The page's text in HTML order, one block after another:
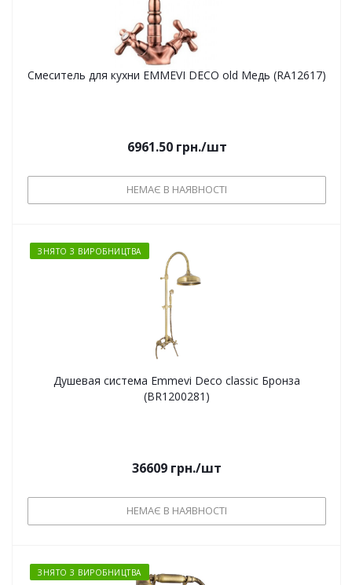
Смеситель для кухни EMMEVI DECO old Медь (RA12617)
6961.50грн./шт
НЕМАЄ В НАЯВНОСТІ
ЗНЯТО З ВИРОБНИЦТВА
Душевая система Emmevi Deco classic Бронза
(BR1200281)
36609 грн./шт
НЕМАЄ В НАЯВНОСТІ
ЗНЯТО З ВИРОБНИЦТВА